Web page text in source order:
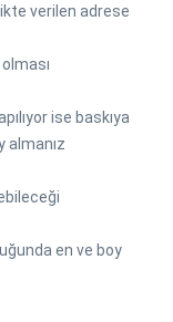
verilen adrese
ise baskıya
en ve boy